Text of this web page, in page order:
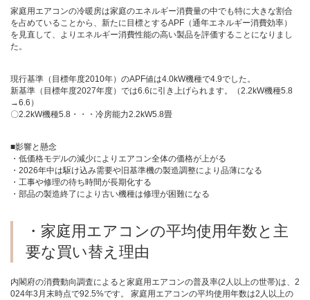
家庭用エアコンの冷暖房は家庭のエネルギー消費量の中でも特に大きな割合
を占めていることから、新たに目標とするAPF（通年エネルギー消費効率）
を見直して、よりエネルギー消費性能の高い製品を評価することになりまし
た。
現行基準（目標年度2010年）のAPF値は4.0kW機種で4.9でした。
新基準（目標年度2027年度）では6.6に引き上げられます。（2.2kW機種5.8
→6.6）
〇2.2kW機種5.8・・・冷房能力2.2kW5.8畳
■影響と懸念
・低価格モデルの減少によりエアコン全体の価格が上がる
・2026年中は駆け込み需要や旧基準機の製造調整により品薄になる
・工事や修理の待ち時間が長期化する
・部品の製造終了により古い機種は修理が困難になる
・家庭用エアコンの平均使用年数と主
要な買い替え理由
内閣府の消費動向調査によると家庭用エアコンの普及率(2人以上の世帯)は、2
024年3月末時点で92.5%です。 家庭用エアコンの平均使用年数は2人以上の